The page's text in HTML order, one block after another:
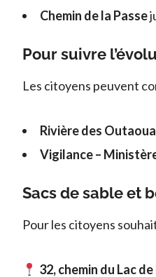
Chemin de la Passe
Pour suivre
Les citoyens peuvent
Rivière des
Vigilance –
Sacs de sable et
Pour les citoyens
32, chemin du Lac